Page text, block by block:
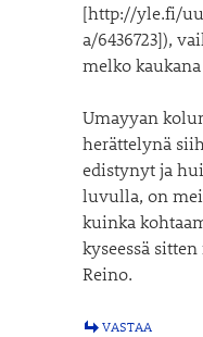
[http://yle.fi/
a/6436723]),
melko
Umayyan
herättelynä
edistynyt ja
luvulla, on
kuinka
kyseessä
Reino.
VASTAA